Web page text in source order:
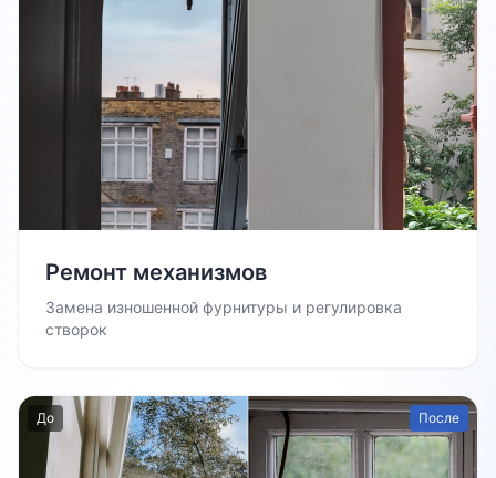
Ремонт механизмов
Замена изношенной фурнитуры и регулировка
створок
До После